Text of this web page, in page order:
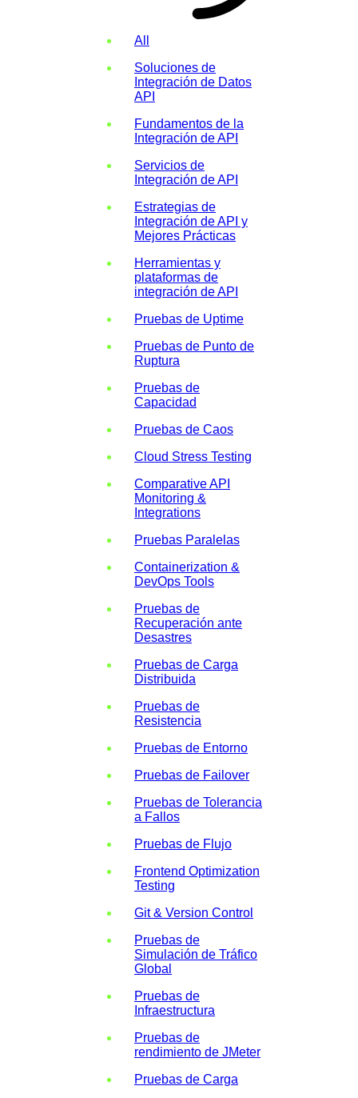
All
Soluciones de
Integración de Datos
API
Fundamentos de la
Integración de API
Servicios de
Integración de API
Estrategias de
Integración de API y
Mejores Prácticas
Herramientas y
plataformas de
integración de API
Pruebas de Uptime
Pruebas de Punto de
Ruptura
Pruebas de
Capacidad
Pruebas de Caos
Cloud Stress Testing
Comparative API
Monitoring &
Integrations
Pruebas Paralelas
Containerization &
DevOps Tools
Pruebas de
Recuperación ante
Desastres
Pruebas de Carga
Distribuida
Pruebas de
Resistencia
Pruebas de Entorno
Pruebas de Failover
Pruebas de Tolerancia
a Fallos
Pruebas de Flujo
Frontend Optimization
Testing
Git & Version Control
Pruebas de
Simulación de Tráfico
Global
Pruebas de
Infraestructura
Pruebas de
rendimiento de JMeter
Pruebas de Carga